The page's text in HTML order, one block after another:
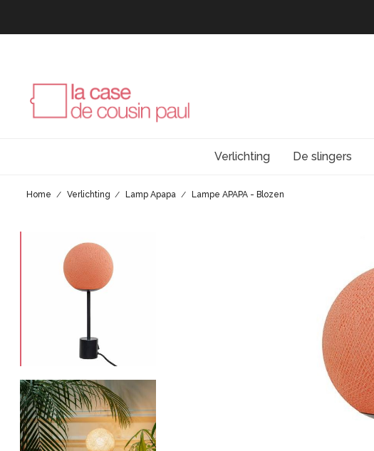
Verlichting De slingers
Home Verlichting Lamp Apapa Lampe APAPA - Blozen